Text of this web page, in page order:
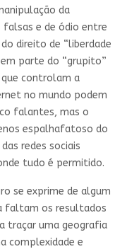
da
e de ódio entre
direito de “liberdade
parte do “grupito”
controlam a
no mundo podem
falantes, mas o
espalhafatoso do
redes sociais
tudo é permitido.
se exprime de algum
faltam os resultados
traçar uma geografia
complexidade e